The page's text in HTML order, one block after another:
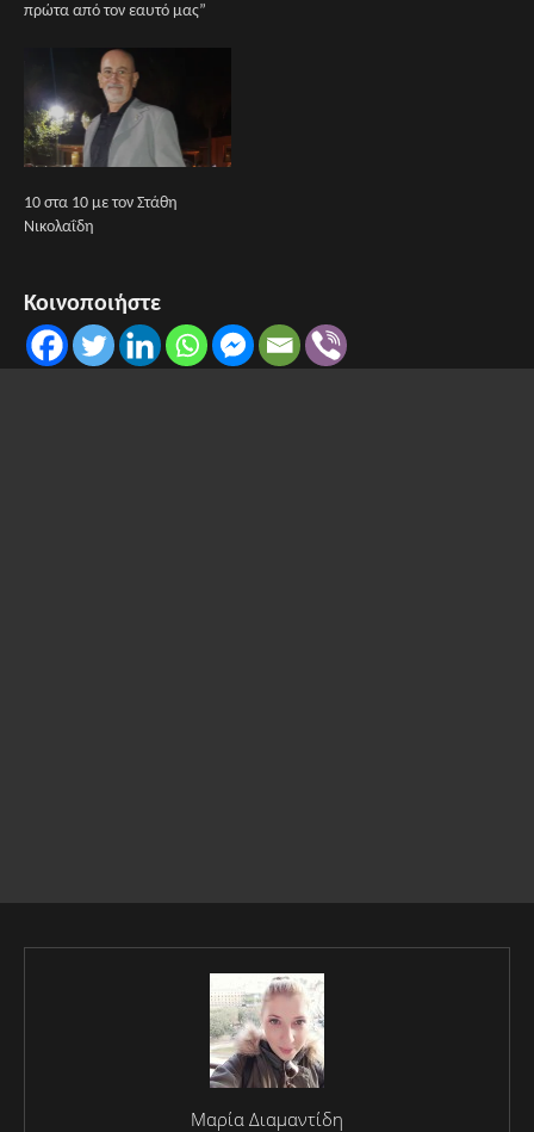
πρώτα από τον εαυτό μας”
10 στα 10 με τον Στάθη
Νικολαΐδη
Κοινοποιήστε
Μαρία Διαμαντίδη